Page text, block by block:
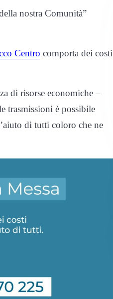
nostra Comunità”
Centro comporta dei costi
di risorse economiche –
trasmissioni è possibile
di tutti coloro che ne